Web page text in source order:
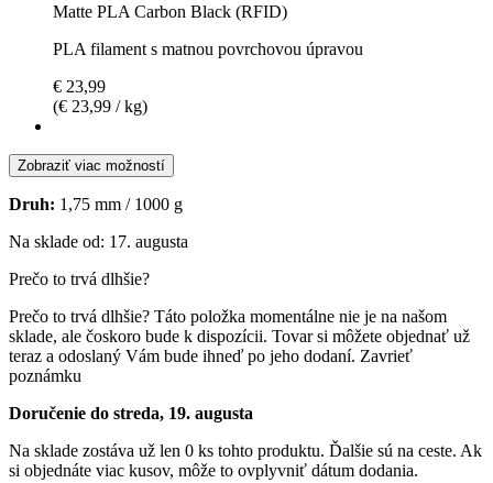
Matte PLA Carbon Black (RFID)
PLA filament s matnou povrchovou úpravou
€ 23,99
(€ 23,99 / kg)
Zobraziť viac možností
Druh: 1,75 mm / 1000 g
Na sklade od: 17. augusta
Prečo to trvá dlhšie?
Prečo to trvá dlhšie? Táto položka momentálne nie je na našom
sklade, ale čoskoro bude k dispozícii. Tovar si môžete objednať už
teraz a odoslaný Vám bude ihneď po jeho dodaní. Zavrieť
poznámku
Doručenie do streda, 19. augusta
Na sklade zostáva už len 0 ks tohto produktu. Ďalšie sú na ceste. Ak
si objednáte viac kusov, môže to ovplyvniť dátum dodania.